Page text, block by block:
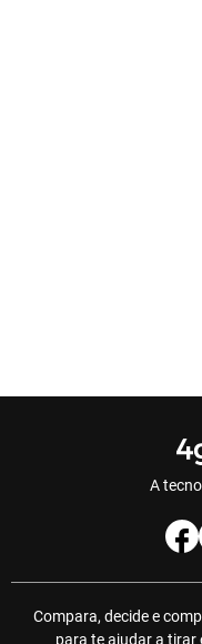
A
Compara, decide e
para te ajudar a tirar